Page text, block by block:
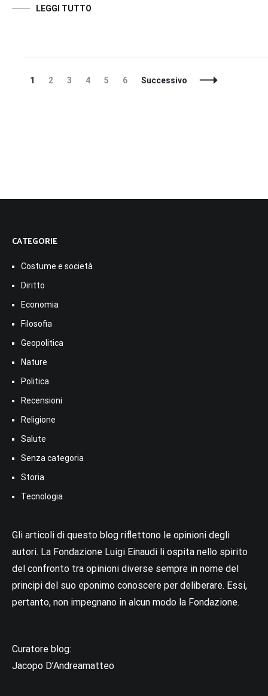
LEGGI TUTTO
Navigazione
Pagina
1 Pagina
2 Pagina
3 Pagina
4 Pagina
5 Pagina
6 Successivo
CATEGORIE
Costume e società
Diritto
Economia
Filosofia
Geopolitica
Nature
Politica
Recensioni
Religione
Salute
Senza categoria
Storia
Tecnologia
Gli articoli di questo blog riflettono le opinioni degli
autori. La Fondazione Luigi Einaudi li ospita nello spirito
del confronto tra opinioni diverse sempre in nome del
principi del suo eponimo conoscere per deliberare. Essi,
pertanto, non impegnano in alcun modo la Fondazione.
Curatore blog:
Jacopo D’Andreamatteo